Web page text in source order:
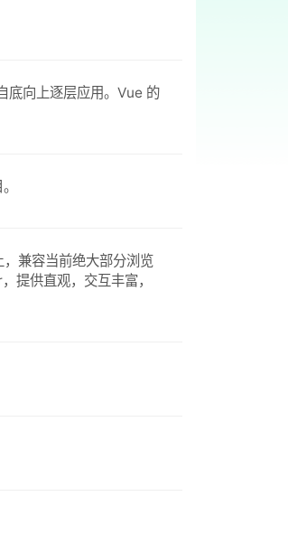
底向上逐层应用。Vue 的
兼容当前绝大部分浏览
供直观，交互丰富，